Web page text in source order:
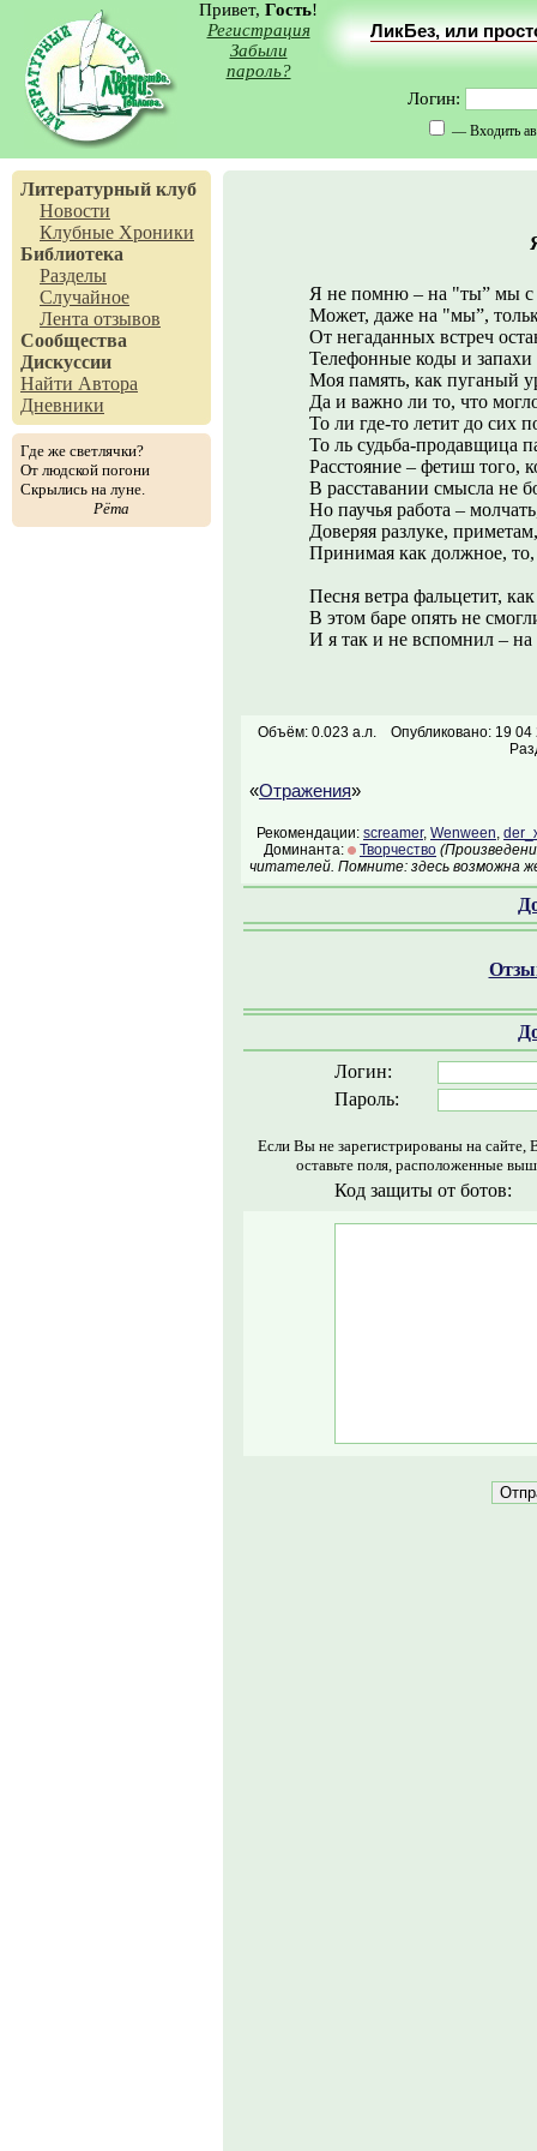
Привет, Гость!
Регистрация
Забыли
пароль?
ЛикБез, или
Логин:
— Входить
Литературный клуб
Новости
Клубные Хроники
Библиотека
Разделы
Случайное
Лента отзывов
Сообщества
Дискуссии
Найти Автора
Дневники
Где же светлячки?
От людской погони
Скрылись на луне.
Рёта
Я не помню – на "ты” мы
Может, даже на "мы”,
От негаданных встреч
Телефонные коды и
Моя память, как пуганый
Да и важно ли то, что
То ли где-то летит до сих
То ль судьба-продавщица
Расстояние – фетиш того,
В расставании смысла не
Но паучья работа –
Доверяя разлуке,
Принимая как должное,
Песня ветра фальцетит,
В этом баре опять не
И я так и не вспомнил –
Объём: 0.023 а.л.
Опубликовано: 19 04
«Отражения»
Рекомендации: screamer, Wenween,
Доминанта:
Творчество
читателей. Помните: здесь возможна
Логин:
Пароль:
Если Вы не зарегистрированы на
оставьте поля, расположенные
Код защиты от ботов: